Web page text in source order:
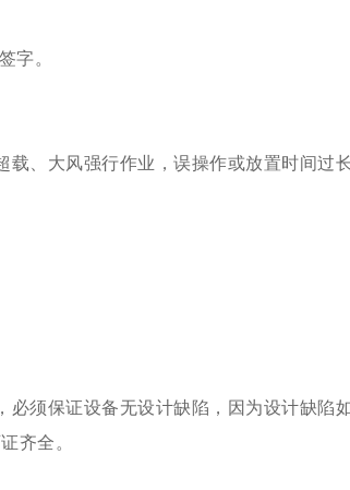
字。
、大风强行作业，误操作或放置时间过
须保证设备无设计缺陷，因为设计缺陷
齐全。